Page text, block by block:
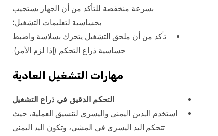
بسرعة منخفضة للتأكد من أن الجهاز يستجيب
بحساسية لتعليمات التشغيل؛
تأكد من أن ملحق التشغيل يتحرك بسلاسة واضبط
حساسية ذراع التحكم (إذا لزم الأمر).
مهارات التشغيل العادية
التحكم الدقيق في ذراع التشغيل
استخدم اليدين اليمنى واليسرى لتنسيق العملية، حيث
تتحكم اليد اليسرى في المشي، وتكون اليد اليمنى